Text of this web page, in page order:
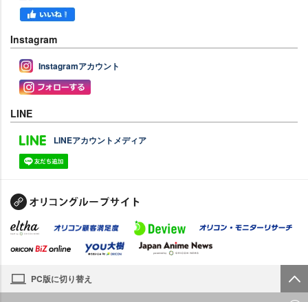
Instagram
Instagramアカウント
LINE
LINEアカウントメディア
PC版に切り替え